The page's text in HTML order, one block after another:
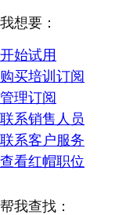
我想要：
开始试用
购买培训订阅
管理订阅
联系销售人员
联系客户服务
查看红帽职位
帮我查找：